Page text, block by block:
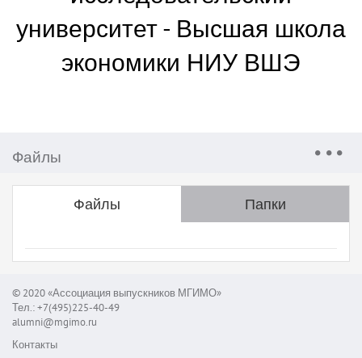
университет - Высшая школа
экономики НИУ ВШЭ
Файлы
Файлы Папки
© 2020 «Ассоциация выпускников МГИМО»
Тел.: +7(495)225-40-49
alumni@mgimo.ru
Контакты